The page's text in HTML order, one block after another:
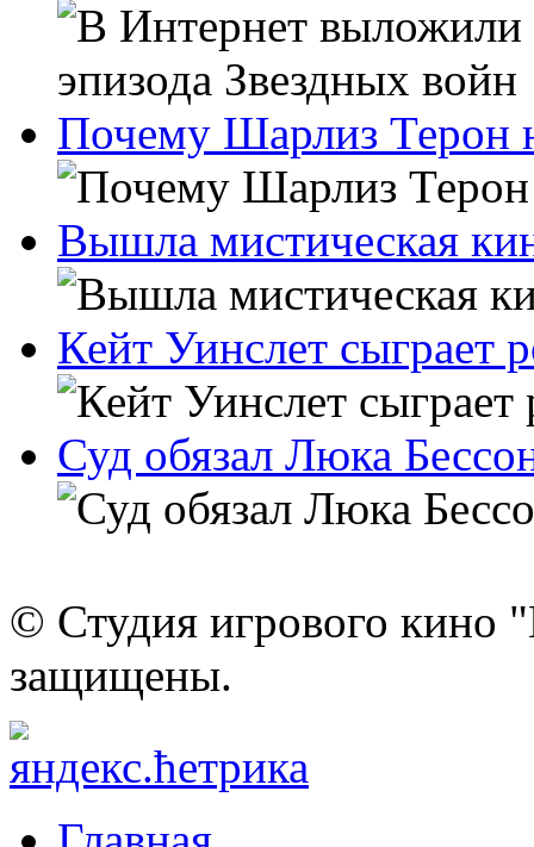
Почему Шарлиз Терон
Вышла мистическая
Кейт Уинслет сыграет
Суд обязал Люка
© Студия игрового кино
защищены.